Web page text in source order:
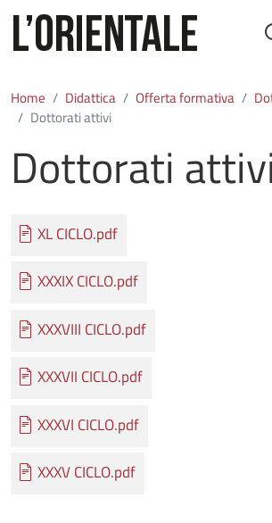
Home Didattica Offerta formativa
Dottorati attivi
Dottorati attivi
Documento
XL CICLO.pdf
Documento
XXXIX CICLO.pdf
Documento
XXXVIII CICLO.pdf
Documento
XXXVII CICLO.pdf
Documento
XXXVI CICLO.pdf
Documento
XXXV CICLO.pdf